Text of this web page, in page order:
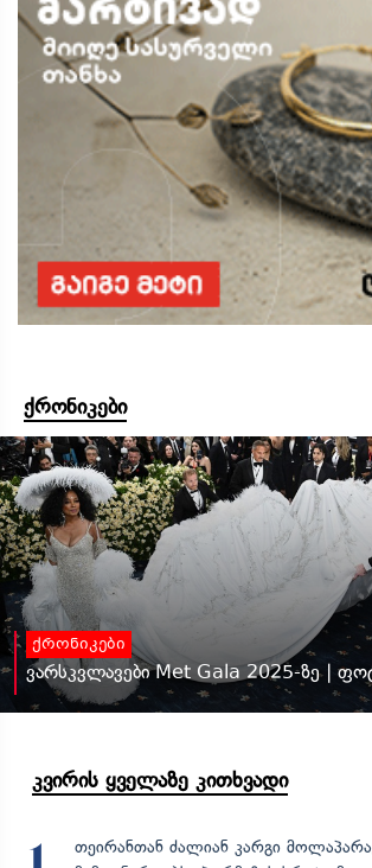
ქრონიკები
ქრონიკები
ვარსკვლავები Met Gala 2025-ზე |
კვირის ყველაზე კითხვადი
თეირანთან ძალიან კარგი